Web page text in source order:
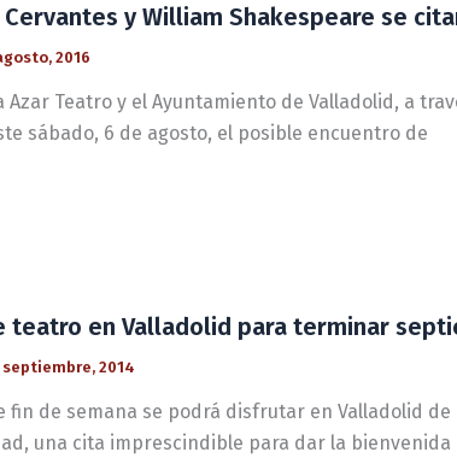
y William Shakespeare se
2016
Azar Teatro y el Ayuntamiento de Valladolid, a
sábado, 6 de agosto, el posible encuentro de
teatro en Valladolid para terminar
septiembre, 2014
fin de semana se podrá disfrutar en Valladolid
una cita imprescindible para dar la bienvenida